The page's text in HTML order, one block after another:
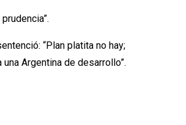
“Plan platita no hay;
Argentina de desarrollo”.